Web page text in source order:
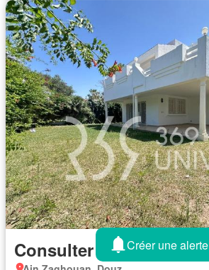
Consulter le prixCréer une alerte